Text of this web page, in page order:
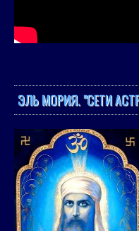
ЭЛЬ МОРИЯ. "СЕТИ